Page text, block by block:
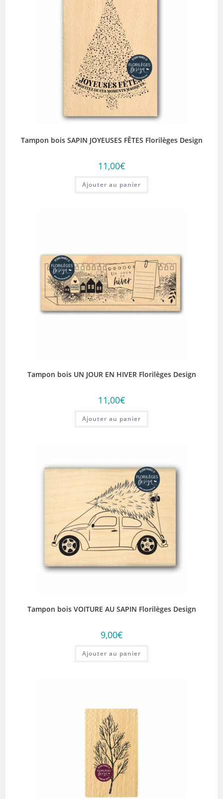
Tampon bois SAPIN JOYEUSES FÊTES Florilèges Design
11,00€
Ajouter au panier
Tampon bois UN JOUR EN HIVER Florilèges Design
11,00€
Ajouter au panier
Tampon bois VOITURE AU SAPIN Florilèges Design
9,00€
Ajouter au panier